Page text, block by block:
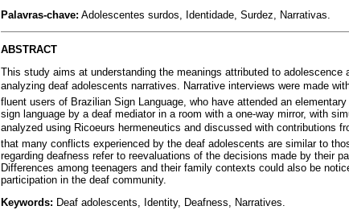
Palavras-chave: Adolescentes surdos, Identidade, Surdez, Narrativas.
ABSTRACT
This study aims at understanding the meanings attributed to adolescence
analyzing deaf adolescents narratives. Narrative interviews were made
fluent users of Brazilian Sign Language, who have attended an
sign language by a deaf mediator in a room with a one-way mirror, with
analyzed using Ricoeurs hermeneutics and discussed with contributions
that many conflicts experienced by the deaf adolescents are similar to
regarding deafness refer to reevaluations of the decisions made by their
Differences among teenagers and their family contexts could also be
participation in the deaf community.
Keywords: Deaf adolescents, Identity, Deafness, Narratives.